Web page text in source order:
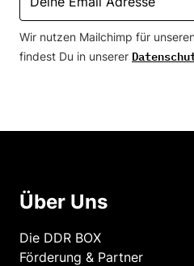
Wir nutzen Mailchimp für
findest Du in unserer
Über Uns
Die DDR BOX
Förderung & Partner